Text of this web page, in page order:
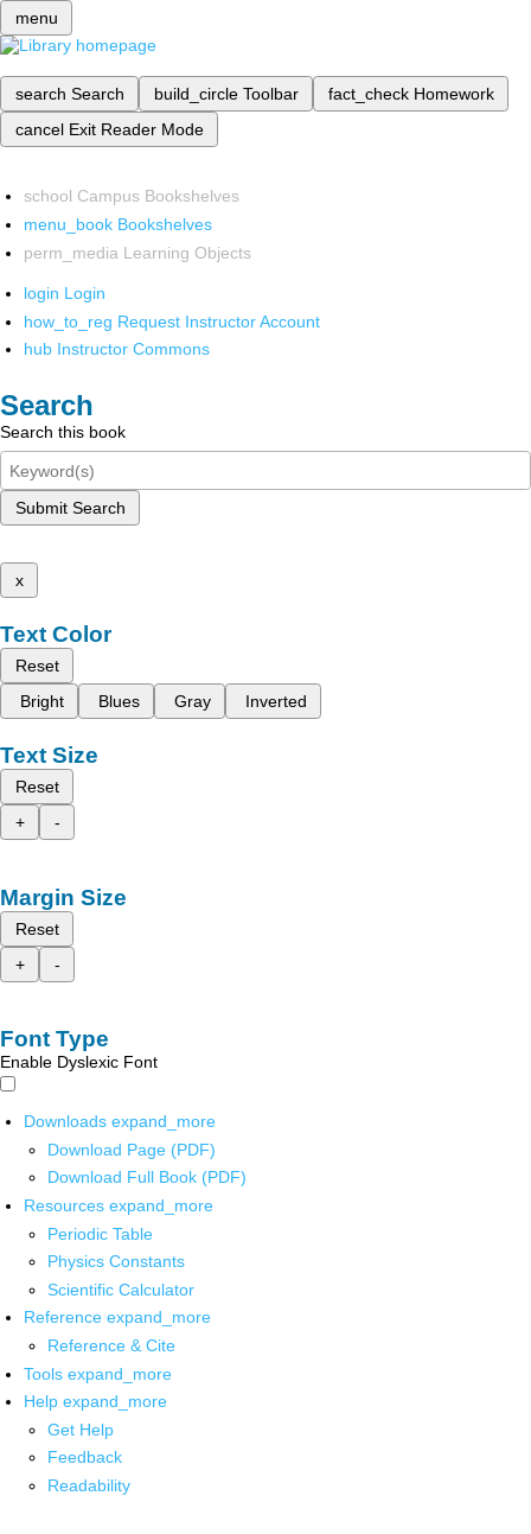
menu
search Search build_circle Toolbar fact_check Homework
cancel Exit Reader Mode
school Campus Bookshelves
menu_book Bookshelves
perm_media Learning Objects
login Login
how_to_reg Request Instructor Account
hub Instructor Commons
Search
Search this book
Submit Search
x
Text Color
Reset
Bright
Blues Gray Inverted
Text Size
Reset
+
-
Margin Size
Reset
+
-
Font Type
Enable Dyslexic Font
Downloads expand_more
Download Page (PDF)
Download Full Book (PDF)
Resources expand_more
Periodic Table
Physics Constants
Scientific Calculator
Reference expand_more
Reference & Cite
Tools expand_more
Help expand_more
Get Help
Feedback
Readability